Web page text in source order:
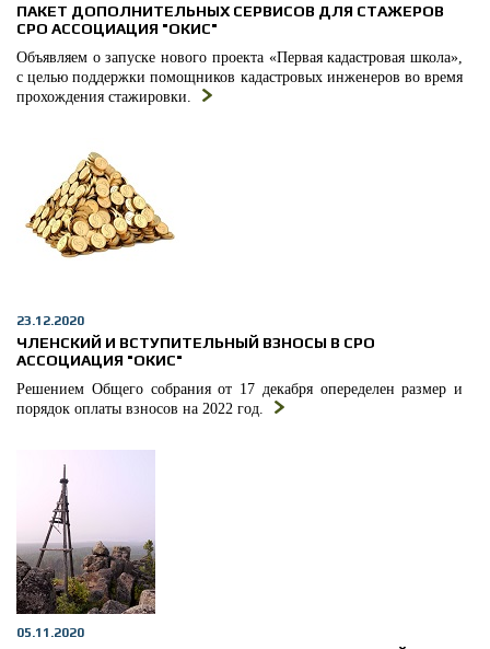
ПАКЕТ ДОПОЛНИТЕЛЬНЫХ СЕРВИСОВ ДЛЯ СТАЖЕРОВ
СРО АССОЦИАЦИЯ "ОКИС"
Объявляем о запуске нового проекта «Первая кадастровая школа»,
с целью поддержки помощников кадастровых инженеров во время
прохождения стажировки.
23.12.2020
ЧЛЕНСКИЙ И ВСТУПИТЕЛЬНЫЙ ВЗНОСЫ В СРО
АССОЦИАЦИЯ "ОКИС"
Решением Общего собрания от 17 декабря опеределен размер и
порядок оплаты взносов на 2022 год.
05.11.2020